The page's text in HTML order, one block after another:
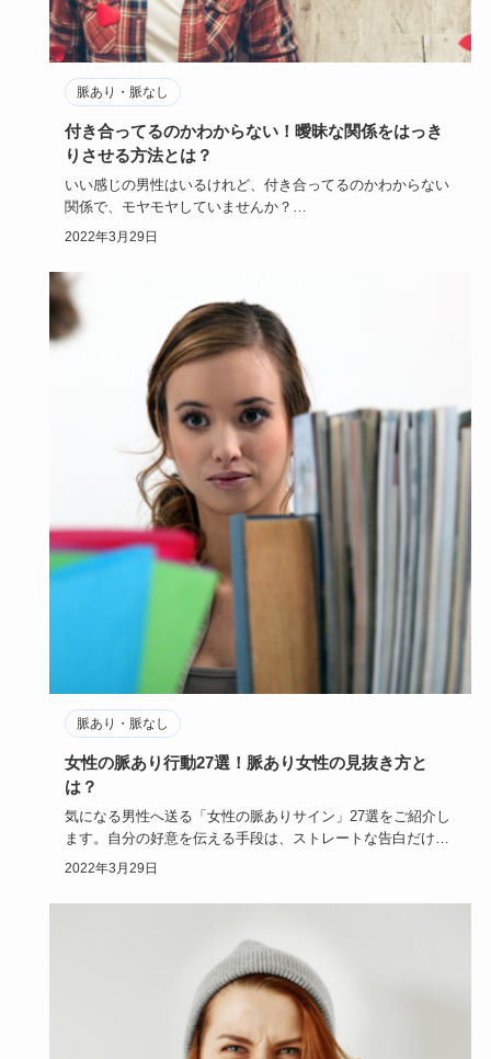
脈あり・脈なし
付き合ってるのかわからない！曖昧な関係をはっき
りさせる方法とは？
いい感じの男性はいるけれど、付き合ってるのかわからない
関係で、モヤモヤしていませんか？
はっきりと確かめるのは怖いけれど…
2022年3月29日
脈あり・脈なし
女性の脈あり行動27選！脈あり女性の見抜き方と
は？
気になる男性へ送る「女性の脈ありサイン」27選をご紹介し
ます。自分の好意を伝える手段は、ストレートな告白だけで
はありません…
2022年3月29日